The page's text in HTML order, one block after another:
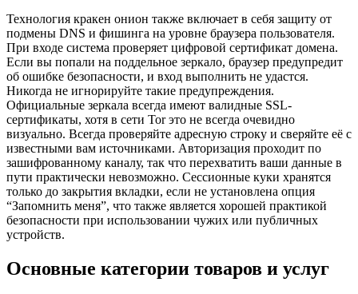
Технология кракен онион также включает в себя защиту от
подмены DNS и фишинга на уровне браузера пользователя.
При входе система проверяет цифровой сертификат домена.
Если вы попали на поддельное зеркало, браузер предупредит
об ошибке безопасности, и вход выполнить не удастся.
Никогда не игнорируйте такие предупреждения.
Официальные зеркала всегда имеют валидные SSL-
сертификаты, хотя в сети Tor это не всегда очевидно
визуально. Всегда проверяйте адресную строку и сверяйте её с
известными вам источниками. Авторизация проходит по
зашифрованному каналу, так что перехватить ваши данные в
пути практически невозможно. Сессионные куки хранятся
только до закрытия вкладки, если не установлена опция
“Запомнить меня”, что также является хорошей практикой
безопасности при использовании чужих или публичных
устройств.
Основные категории товаров и услуг